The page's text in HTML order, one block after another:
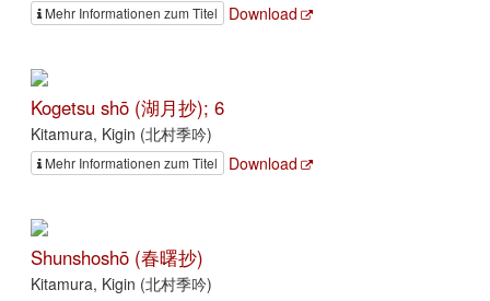
Mehr Informationen zum Titel Download
Kogetsu shō (湖月抄); 6
Kitamura, Kigin (北村季吟)
Mehr Informationen zum Titel Download
Shunshoshō (春曙抄)
Kitamura, Kigin (北村季吟)